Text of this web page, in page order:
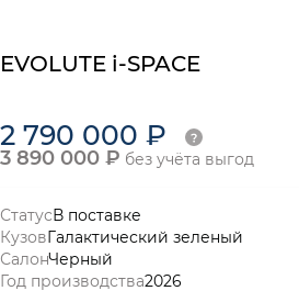
EVOLUTE i-SPACE
2 790 000 ₽
3 890 000 ₽ без учёта выгод
СтатусВ поставке
КузовГалактический зеленый
СалонЧерный
Год производства2026